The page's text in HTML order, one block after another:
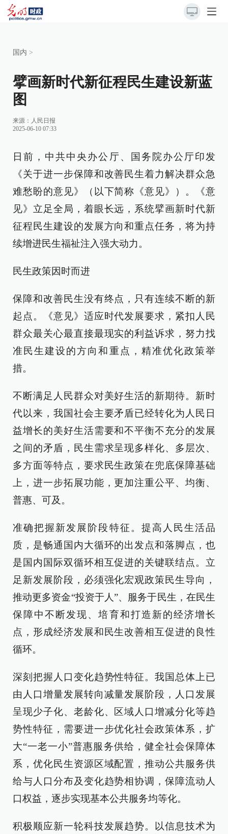
国内 >
擘画新时代新征程民生建设新蓝
图
来源： 人民日报
2025-06-10 07:33
日前，中共中央办公厅、国务院办公厅印发
《关于进一步保障和改善民生着力解决群众急
难愁盼的意见》（以下简称《意见》）。《意
见》立足全局，着眼长远，系统擘画新时代新
征程民生建设的发展方向和重点任务，将为持
续增进民生福祉注入强大动力。
民生政策因时而进
保障和改善民生没有终点，只有连续不断的新
起点。《意见》适应时代发展要求，紧扣人民
群众最关心最直接最现实的利益诉求，努力找
准民生建设的方向和重点，精准优化政策举
措。
不断满足人民群众对美好生活的新期待。新时
代以来，我国社会主要矛盾已经转化为人民日
益增长的美好生活需要和不平衡不充分的发展
之间的矛盾，民生需求呈现多样化、多层次、
多方面等特点，要求民生政策在兜底保障基础
上，进一步拓展功能，更加注重公平、均衡、
普惠、可及。
准确把握新发展阶段特征。提高人民生活品
质，是畅通国内大循环的出发点和落脚点，也
是国内国际双循环相互促进的关键联结点。立
足新发展阶段，必须强化宏观政策民生导向，
推动更多资金“投资于人”、服务于民生，在民生
保障中不断发现、培育和打造新的经济增长
点，形成经济发展和民生改善相互促进的良性
循环。
深刻把握人口变化趋势性特征。我国总体上已
由人口增量发展转向减量发展阶段，人口发展
呈现少子化、老龄化、区域人口增减分化等趋
势性特征，需要进一步优化社会政策体系，扩
大“一老一小”普惠服务供给，健全社会保障体
系，优化民生资源区域配置，推动公共服务供
给与人口分布及变化趋势相协调，保障流动人
口权益，逐步实现基本公共服务均等化。
积极顺应新一轮科技发展趋势。以信息技术为